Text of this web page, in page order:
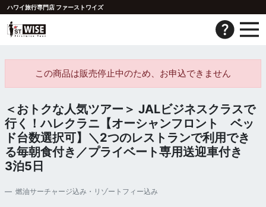
ハワイ旅行専門店 ファーストワイズ
この商品は販売停止中のため、お申込できません
＜おトクな人気ツアー＞ JALビジネスクラスで
行く！ハレクラニ【オーシャンフロント ベッ
ド台数選択可】＼2つのレストランで利用でき
る毎朝食付き／プライベート専用送迎車付き
3泊5日
燃油サーチャージ込み・リゾートフィー込み